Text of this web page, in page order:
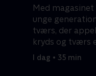
Med
unge
tværs, der
kryds og tværs
så er det
ældre.
I dag • 35 min